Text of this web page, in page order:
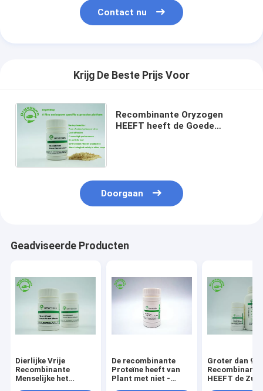
Contact nu
Krijg De Beste Prijs Voor
Recombinante Oryzogen
HEEFT heeft de Goede
Doorgaan
Geadviseerde Producten
Dierlijke Vrije
Recombinante
Menselijke het
De recombinante
Proteïne heeft van
Plant met niet -
Groter dan
Recombinante
HEEFT de